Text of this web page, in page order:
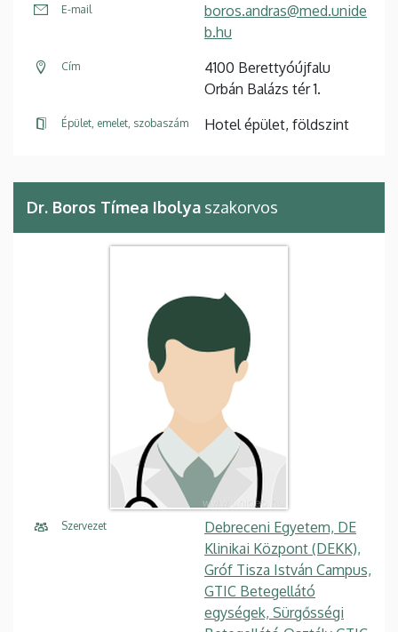
E-mail
boros.andras@med.unide
b.hu
Cím
4100 Berettyóújfalu
Orbán Balázs tér 1.
Épület, emelet, szobaszám Hotel épület, földszint
Dr. Boros Tímea Ibolya szakorvos
Szervezet
Debreceni Egyetem, DE
Klinikai Központ (DEKK),
Gróf Tisza István Campus,
GTIC Betegellátó
egységek, Sürgősségi